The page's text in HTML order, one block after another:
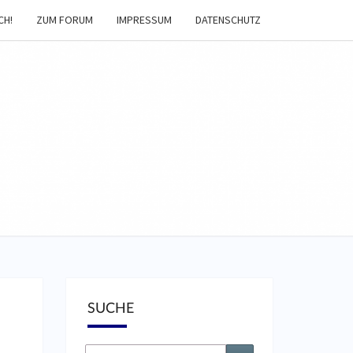
ZUM FORUM IMPRESSUM DATENSCHUTZ
SUCHE